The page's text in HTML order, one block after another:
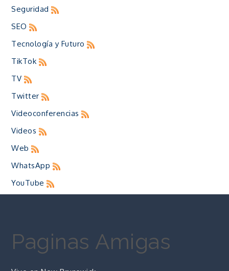
Seguridad
SEO
Tecnología y Futuro
TikTok
TV
Twitter
Videoconferencias
Videos
Web
WhatsApp
YouTube
Paginas Amigas